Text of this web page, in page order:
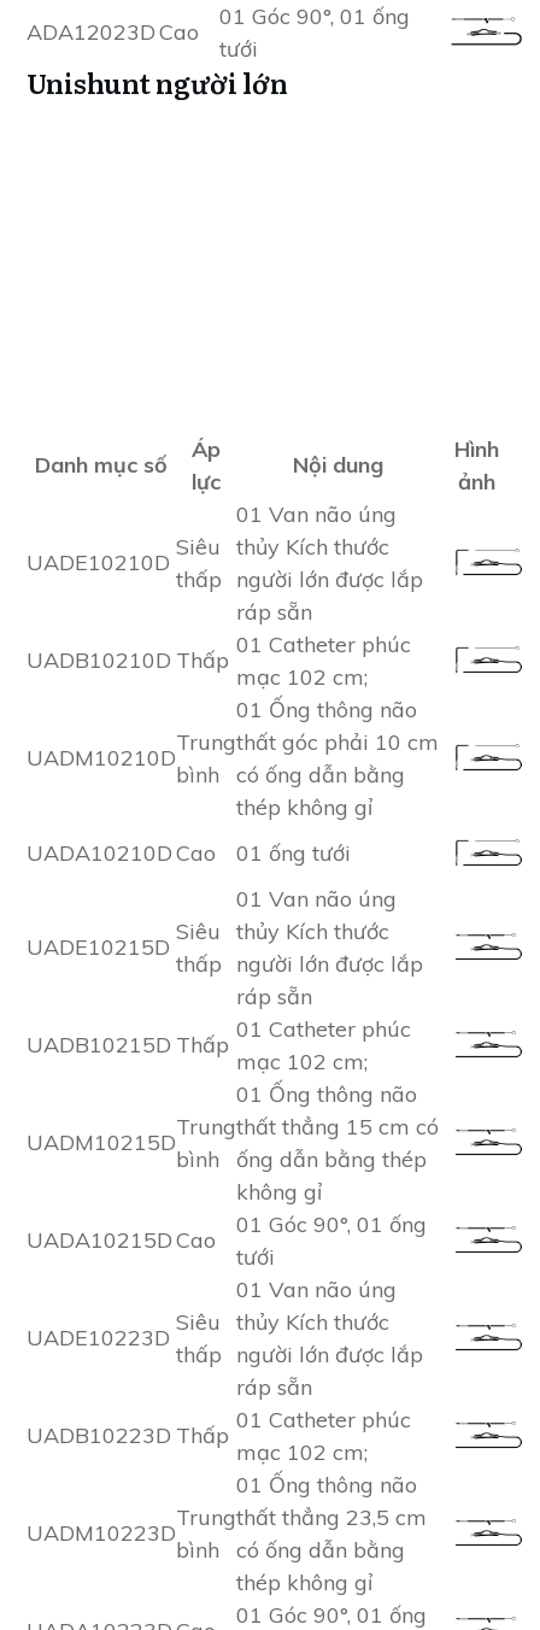
ADA12023DCao
01 Góc 90°, 01 ống
tưới
Unishunt người lớn
Danh mục số
Áp
lực
Nội dung
Hình
ảnh
UADE10210D
Siêu
thấp
01 Van não úng
thủy Kích thước
người lớn được lắp
ráp sẵn
UADB10210D Thấp
01 Catheter phúc
mạc 102 cm;
UADM10210D
Trung
bình
01 Ống thông não
thất góc phải 10 cm
có ống dẫn bằng
thép không gỉ
UADA10210DCao 01 ống tưới
UADE10215D
Siêu
thấp
01 Van não úng
thủy Kích thước
người lớn được lắp
ráp sẵn
UADB10215D Thấp
01 Catheter phúc
mạc 102 cm;
UADM10215D
Trung
bình
01 Ống thông não
thất thẳng 15 cm có
ống dẫn bằng thép
không gỉ
UADA10215DCao
01 Góc 90°, 01 ống
tưới
UADE10223D
Siêu
thấp
01 Van não úng
thủy Kích thước
người lớn được lắp
ráp sẵn
UADB10223D Thấp
01 Catheter phúc
mạc 102 cm;
UADM10223D
Trung
bình
01 Ống thông não
thất thẳng 23,5 cm
có ống dẫn bằng
thép không gỉ
01 Góc 90°, 01 ống